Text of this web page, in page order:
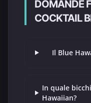
DOMANDE
COCKTAIL
Il Blue
In quale
Hawaiian?